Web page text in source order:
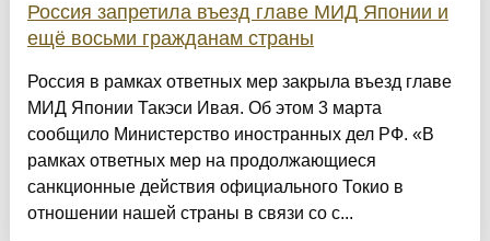
Россия запретила въезд главе МИД Японии и
ещё восьми гражданам страны
Россия в рамках ответных мер закрыла въезд главе
МИД Японии Такэси Ивая. Об этом 3 марта
сообщило Министерство иностранных дел РФ. «В
рамках ответных мер на продолжающиеся
санкционные действия официального Токио в
отношении нашей страны в связи со с...